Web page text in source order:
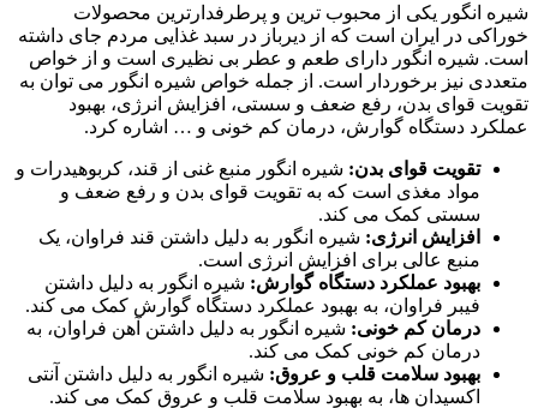
شیره انگور یکی از محبوب ترین و پرطرفدارترین محصولات
خوراکی در ایران است که از دیرباز در سبد غذایی مردم جای داشته
است. شیره انگور دارای طعم و عطر بی نظیری است و از خواص
متعددی نیز برخوردار است. از جمله خواص شیره انگور می توان به
تقویت قوای بدن، رفع ضعف و سستی، افزایش انرژی، بهبود
عملکرد دستگاه گوارش، درمان کم خونی و … اشاره کرد.
تقویت قوای بدن: شیره انگور منبع غنی از قند، کربوهیدرات و
مواد مغذی است که به تقویت قوای بدن و رفع ضعف و
سستی کمک می کند.
افزایش انرژی: شیره انگور به دلیل داشتن قند فراوان، یک
منبع عالی برای افزایش انرژی است.
بهبود عملکرد دستگاه گوارش: شیره انگور به دلیل داشتن
فیبر فراوان، به بهبود عملکرد دستگاه گوارش کمک می کند.
درمان کم خونی: شیره انگور به دلیل داشتن آهن فراوان، به
درمان کم خونی کمک می کند.
بهبود سلامت قلب و عروق: شیره انگور به دلیل داشتن آنتی
اکسیدان ها، به بهبود سلامت قلب و عروق کمک می کند.